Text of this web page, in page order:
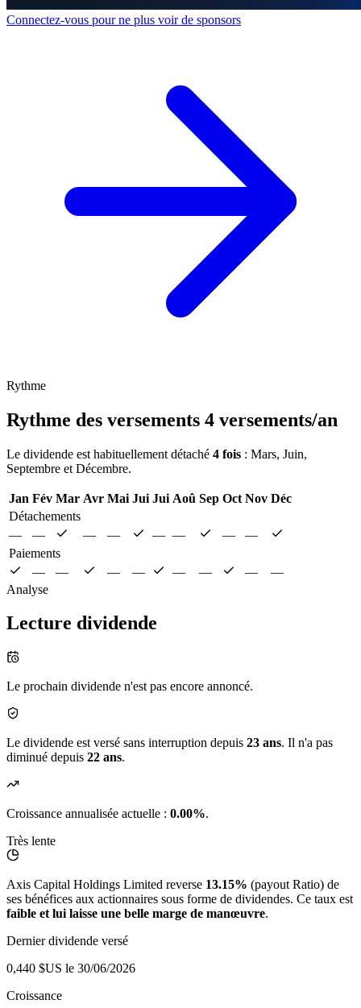
Connectez-vous pour ne plus voir de sponsors
Rythme
Rythme des versements 4 versements/an
Le dividende est habituellement détaché 4 fois : Mars, Juin,
Septembre et Décembre.
Jan Fév Mar Avr Mai Jui Jui Aoû Sep Oct Nov Déc
Détachements
—
— — — — — —
—
Paiements
—
— — — — — —
—
Analyse
Lecture dividende
Le prochain dividende n'est pas encore annoncé.
Le dividende est versé sans interruption depuis 23 ans. Il n'a pas
diminué depuis 22 ans.
Croissance annualisée actuelle : 0.00%.
Très lente
Axis Capital Holdings Limited reverse 13.15% (payout Ratio) de
ses bénéfices aux actionnaires sous forme de dividendes. Ce taux est
faible et lui laisse une belle marge de manœuvre.
Dernier dividende versé
0,440 $US le 30/06/2026
Croissance